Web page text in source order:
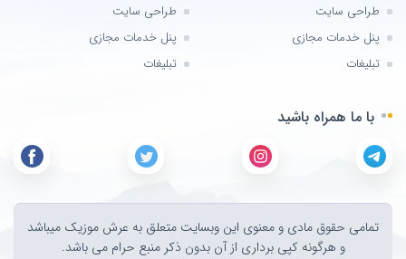
Damla
Damla Arıcan
David Guetta
Demet Akalin
Dj Aerial
DJ Aligator
Dj Rass
Doğu Swag
طراحی سایت
پنل خدمات مجازی
تبلیغات
طراحی سایت
پنل خدمات مجازی
تبلیغات
با ما همراه باشید
تمامی حقوق مادی و معنوی اين وبسايت متعلق به عرش موزیک ميباشد
و هرگونه کپی برداری از آن بدون ذکر منبع حرام می باشد.